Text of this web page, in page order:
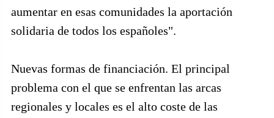
aumentar en esas comunidades la aportación
solidaria de todos los españoles".
Nuevas formas de financiación. El principal
problema con el que se enfrentan las arcas
regionales y locales es el alto coste de las